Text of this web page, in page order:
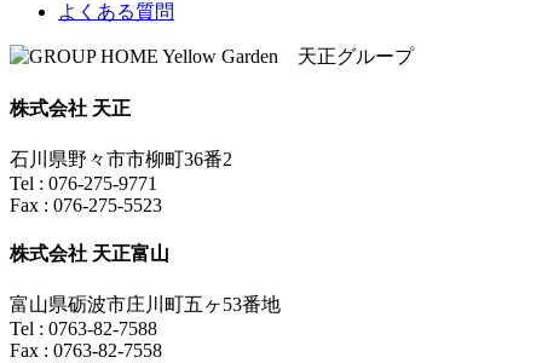
よくある質問
株式会社 天正
石川県野々市市柳町36番2
Tel : 076-275-9771
Fax : 076-275-5523
株式会社 天正富山
富山県砺波市庄川町五ヶ53番地
Tel : 0763-82-7588
Fax : 0763-82-7558